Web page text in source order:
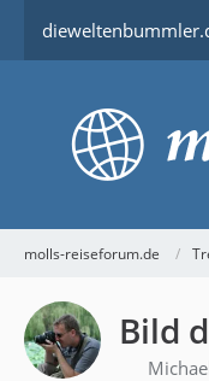
molls-reiseforum.de
Bild